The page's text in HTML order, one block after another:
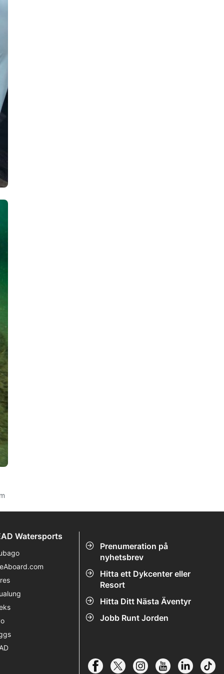
Prenumeration på
nyhetsbrev
Hitta ett Dykcenter eller
Resort
Hitta Ditt Nästa Äventyr
Jobb Runt Jorden
Watersports